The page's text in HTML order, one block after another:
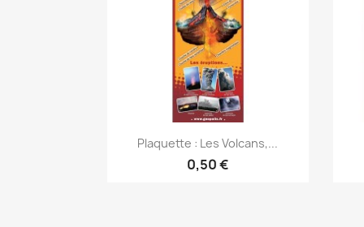
Aperçu rapide
Plaquette : Les Volcans,...
0,50 €